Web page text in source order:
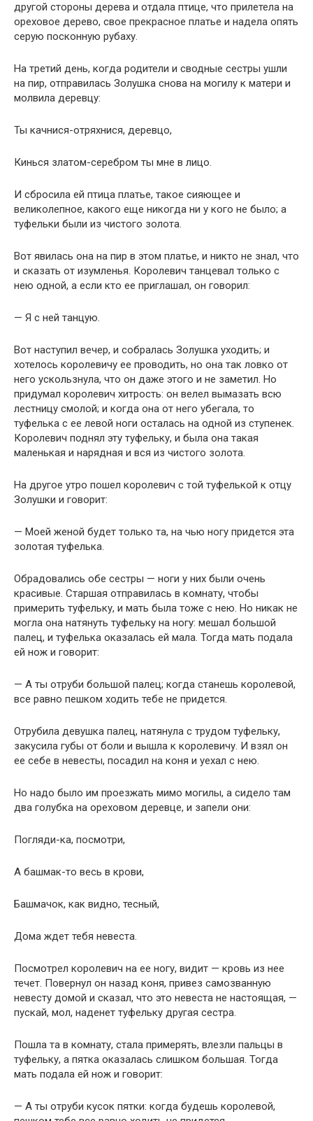
другой стороны дерева и отдала птице, что прилетела на
ореховое дерево, свое прекрасное платье и надела опять
серую посконную рубаху.
На третий день, когда родители и сводные сестры ушли
на пир, отправилась Золушка снова на могилу к матери и
молвила деревцу:
Ты качнися-отряхнися, деревцо,
Кинься златом-серебром ты мне в лицо.
И сбросила ей птица платье, такое сияющее и
великолепное, какого еще никогда ни у кого не было; а
туфельки были из чистого золота.
Вот явилась она на пир в этом платье, и никто не знал, что
и сказать от изумленья. Королевич танцевал только с
нею одной, а если кто ее приглашал, он говорил:
— Я с ней танцую.
Вот наступил вечер, и собралась Золушка уходить; и
хотелось королевичу ее проводить, но она так ловко от
него ускользнула, что он даже этого и не заметил. Но
придумал королевич хитрость: он велел вымазать всю
лестницу смолой; и когда она от него убегала, то
туфелька с ее левой ноги осталась на одной из ступенек.
Королевич поднял эту туфельку, и была она такая
маленькая и нарядная и вся из чистого золота.
На другое утро пошел королевич с той туфелькой к отцу
Золушки и говорит:
— Моей женой будет только та, на чью ногу придется эта
золотая туфелька.
Обрадовались обе сестры — ноги у них были очень
красивые. Старшая отправилась в комнату, чтобы
примерить туфельку, и мать была тоже с нею. Но никак не
могла она натянуть туфельку на ногу: мешал большой
палец, и туфелька оказалась ей мала. Тогда мать подала
ей нож и говорит:
— А ты отруби большой палец; когда станешь королевой,
все равно пешком ходить тебе не придется.
Отрубила девушка палец, натянула с трудом туфельку,
закусила губы от боли и вышла к королевичу. И взял он
ее себе в невесты, посадил на коня и уехал с нею.
Но надо было им проезжать мимо могилы, а сидело там
два голубка на ореховом деревце, и запели они:
Погляди-ка, посмотри,
А башмак-то весь в крови,
Башмачок, как видно, тесный,
Дома ждет тебя невеста.
Посмотрел королевич на ее ногу, видит — кровь из нее
течет. Повернул он назад коня, привез самозванную
невесту домой и сказал, что это невеста не настоящая, —
пускай, мол, наденет туфельку другая сестра.
Пошла та в комнату, стала примерять, влезли пальцы в
туфельку, а пятка оказалась слишком большая. Тогда
мать подала ей нож и говорит:
— А ты отруби кусок пятки: когда будешь королевой,